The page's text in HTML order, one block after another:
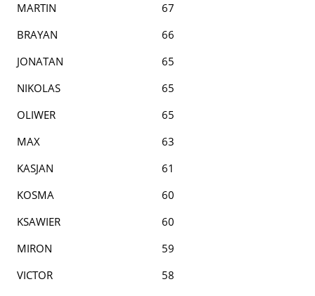
MARTIN
67
BRAYAN
66
JONATAN
65
NIKOLAS
65
OLIWER
65
MAX
63
KASJAN
61
KOSMA
60
KSAWIER
60
MIRON
59
VICTOR
58